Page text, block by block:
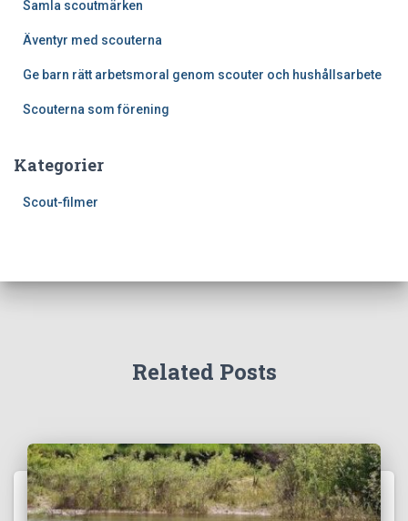
Samla scoutmärken
Äventyr med scouterna
Ge barn rätt arbetsmoral genom scouter och hushållsarbete
Scouterna som förening
Kategorier
Scout-filmer
Related Posts